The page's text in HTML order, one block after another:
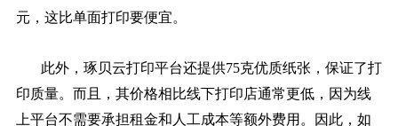
元，这比单面打印要便宜。
此外，琢贝云打印平台还提供75克优质纸张，保证了打
印质量。而且，其价格相比线下打印店通常更低，因为线
上平台不需要承担租金和人工成本等额外费用。因此，如